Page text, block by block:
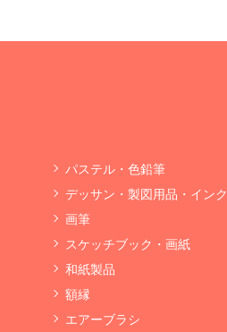
パステル・色鉛筆
デッサン・製図用品・インク
画筆
スケッチブック・画紙
和紙製品
額縁
エアーブラシ